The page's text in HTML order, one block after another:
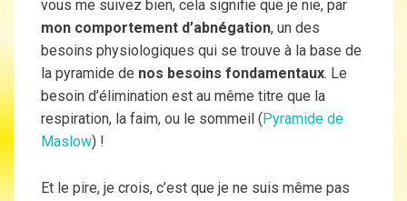
vous me suivez bien, cela signifie que je nie, par
mon comportement d’abnégation, un des
besoins physiologiques qui se trouve à la base de
la pyramide de nos besoins fondamentaux. Le
besoin d’élimination est au même titre que la
respiration, la faim, ou le sommeil ( Pyramide de
Maslow) !
Et le pire, je crois, c’est que je ne suis même pas